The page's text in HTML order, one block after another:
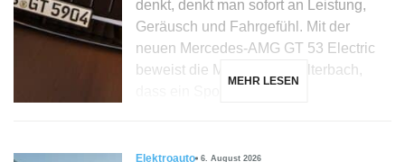
denkt, denkt man sofort an Leistung,
Geräusch und Fahrgefühl. Mit der
neuen Mercedes-AMG GT 53 Electric
beweist die Marke aus Affalterbach,
MEHR LESEN
Elektroauto 6. August 2026